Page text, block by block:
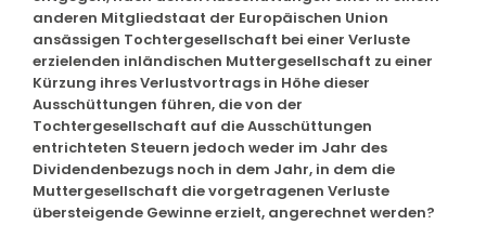
anderen Mitgliedstaat der Europäischen Union
ansässigen Tochtergesellschaft bei einer Verluste
erzielenden inländischen Muttergesellschaft zu einer
Kürzung ihres Verlustvortrags in Höhe dieser
Ausschüttungen führen, die von der
Tochtergesellschaft auf die Ausschüttungen
entrichteten Steuern jedoch weder im Jahr des
Dividendenbezugs noch in dem Jahr, in dem die
Muttergesellschaft die vorgetragenen Verluste
übersteigende Gewinne erzielt, angerechnet werden?